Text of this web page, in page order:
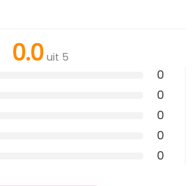
0.0 uit 5
0
0
0
0
0